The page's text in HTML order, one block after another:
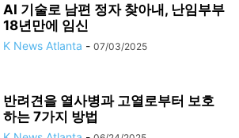
AI 기술로 남편 정자 찾아내, 난임부부
18년만에 임신
K News Atlanta - 07/03/2025
반려견을 열사병과 고열로부터 보호
하는 7가지 방법